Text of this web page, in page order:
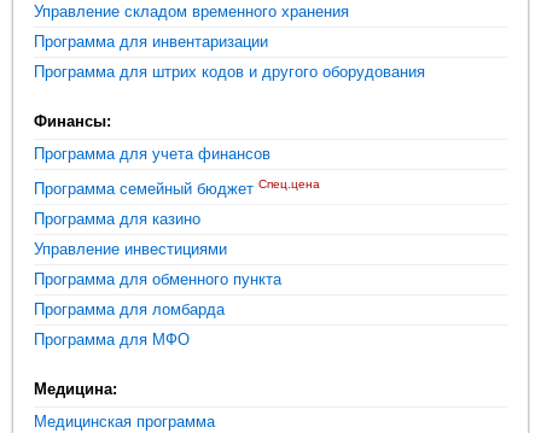
Управление складом временного хранения
Программа для инвентаризации
Программа для штрих кодов и другого оборудования
Финансы:
Программа для учета финансов
Программа семейный бюджет Спец.цена
Программа для казино
Управление инвестициями
Программа для обменного пункта
Программа для ломбарда
Программа для МФО
Медицина:
Медицинская программа